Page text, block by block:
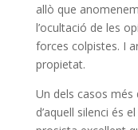
allò que
l’ocultació de les
forces colpistes. I
propietat.
Un dels casos més
d’aquell silenci és